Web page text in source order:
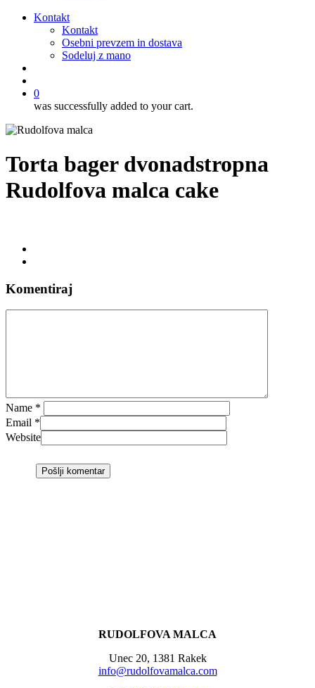
Kontakt
Kontakt
Osebni prevzem in dostava
Sodeluj z mano
0
was successfully added to your cart.
Torta bager dvonadstropna
Rudolfova malca cake
Komentiraj
Name *
Email *
Website
RUDOLFOVA MALCA
Unec 20, 1381 Rakek
info@rudolfovamalca.com